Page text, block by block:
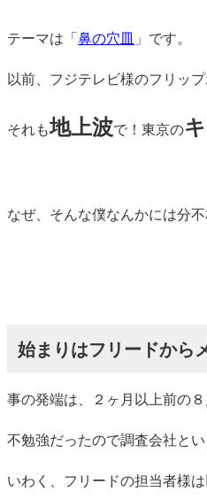
テーマは「 鼻の穴皿 」です。
以前、フジテレビ様のフリッ
それも地上波で！東京の
なぜ、そんな僕なんかには分
始まりはフリードから
事の発端は、２ヶ月以上前の
不勉強だったので調査会社と
いわく、フリードの担当者様